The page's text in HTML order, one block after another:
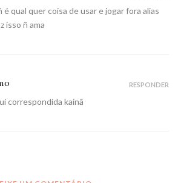
é qual quer coisa de usar e jogar fora alias
isso ñ ama
correspondida kainã
RESPONDER